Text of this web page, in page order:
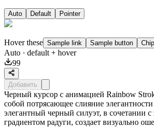
Auto Default Pointer
Hover these Sample link Sample button Chip
Auto · default + hover
99
Добавить
Черный курсор с анимацией Rainbow
собой потрясающее слияние
элегантный черный силуэт, в сочетании
градиентом радуги, создает визуально